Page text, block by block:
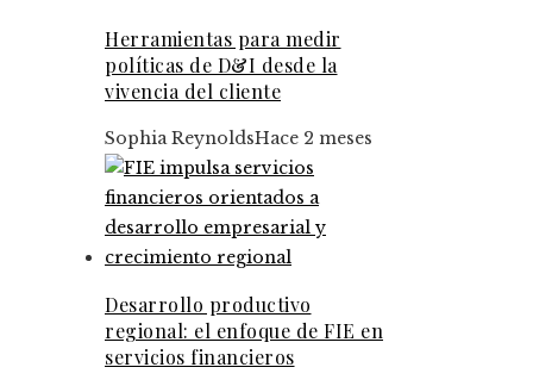
Herramientas para medir
políticas de D&I desde la
vivencia del cliente
Sophia ReynoldsHace 2 meses
Desarrollo productivo
regional: el enfoque de FIE en
servicios financieros